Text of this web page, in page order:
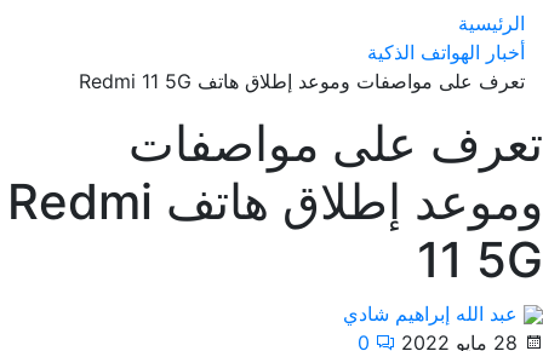
الرئيسية
أخبار الهواتف الذكية
تعرف على مواصفات وموعد إطلاق هاتف Redmi 11 5G
تعرف على مواصفات
وموعد إطلاق هاتف Redmi
11 5G
عبد الله إبراهيم شادي
28 مايو 2022
0